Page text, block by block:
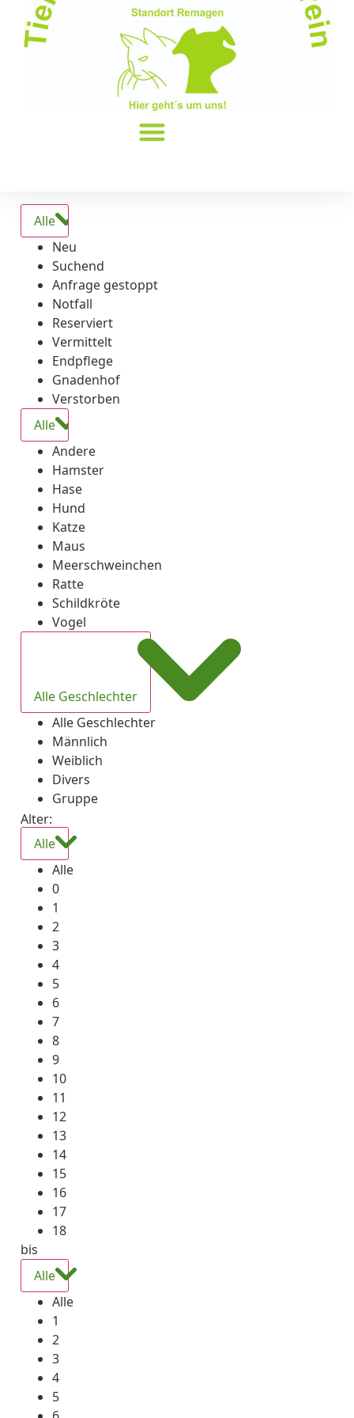
Alle
Neu
Suchend
Anfrage gestoppt
Notfall
Reserviert
Vermittelt
Endpflege
Gnadenhof
Verstorben
Alle
Andere
Hamster
Hase
Hund
Katze
Maus
Meerschweinchen
Ratte
Schildkröte
Vogel
Alle Geschlechter
Alle Geschlechter
Männlich
Weiblich
Divers
Gruppe
Alter:
Alle
Alle
0
1
2
3
4
5
6
7
8
9
10
11
12
13
14
15
16
17
18
bis
Alle
Alle
1
2
3
4
5